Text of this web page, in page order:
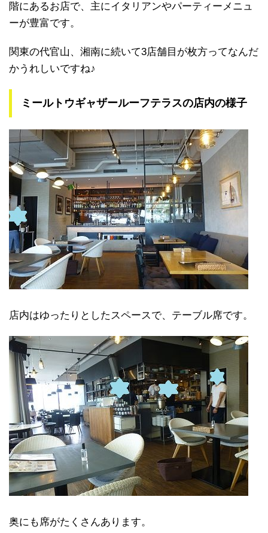
階にあるお店で、主にイタリアンやパーティーメニュ
ーが豊富です。
関東の代官山、湘南に続いて3店舗目が枚方ってなんだ
かうれしいですね♪
ミールトウギャザールーフテラスの店内の様子
店内はゆったりとしたスペースで、テーブル席です。
奥にも席がたくさんあります。